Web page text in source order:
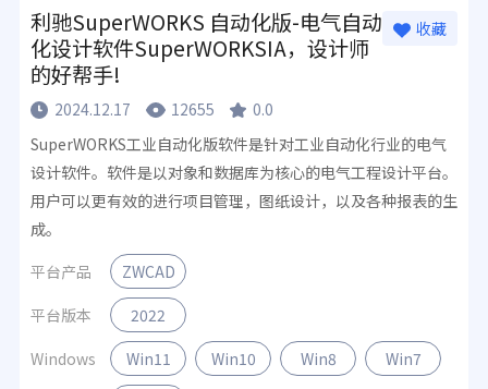
利驰SuperWORKS 自动化版-电气自动
化设计软件SuperWORKSIA，设计师
的好帮手!
收藏
2024.12.17 12655
0.0
SuperWORKS工业自动化版软件是针对工业自动化行业的电气
设计软件。软件是以对象和数据库为核心的电气工程设计平台。
用户可以更有效的进行项目管理，图纸设计，以及各种报表的生
成。
平台产品
ZWCAD
平台版本
2022
Windows
Win11 Win10 Win8
Win7